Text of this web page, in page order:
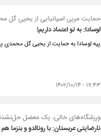
حمایت مربی اسپانیایی از یحیی گل
لوسادا: به تو اعتماد داریم!
پپه لوسادا به حمایت از یحیی گل محمدی
۱۷:۴۳ - ۱۴۰۲/۱۰/۱۴
ورزشگاه‌های خالی، یک معضل
نارضایتی عربستان: با رونالدو و بنزما